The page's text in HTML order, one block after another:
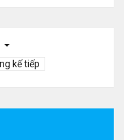
kế tiếp